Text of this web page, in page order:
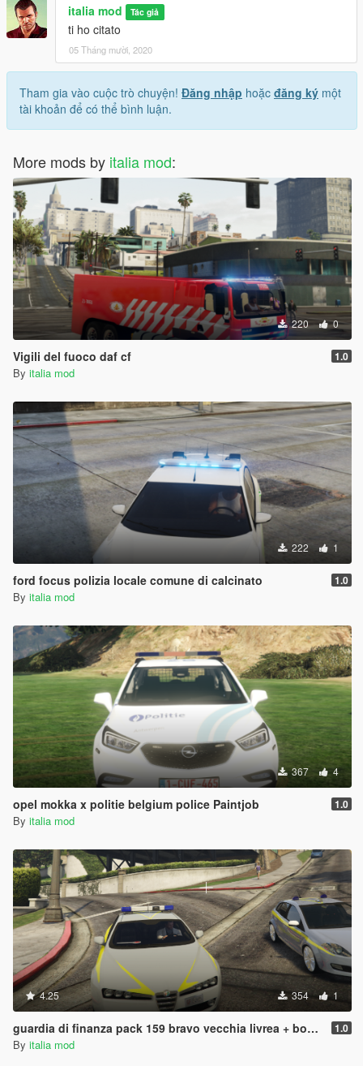
italia mod Tác giả
ti ho citato
05 Tháng mười, 2020
Tham gia vào cuộc trò chuyện! Đăng nhập hoặc đăng ký một
tài khoản để có thể bình luận.
More mods by italia mod:
220 0
Vigili del fuoco daf cf 1.0
By italia mod
222 1
ford focus polizia locale comune di calcinato 1.0
By italia mod
367 4
opel mokka x politie belgium police Paintjob 1.0
By italia mod
4.25 354 1
guardia di finanza pack 159 bravo vecchia livrea + bonus defender 1.0
By italia mod